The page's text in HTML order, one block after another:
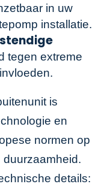
in uw
installatie.
tegen extreme
is
en
normen op
duurzaamheid.
details: